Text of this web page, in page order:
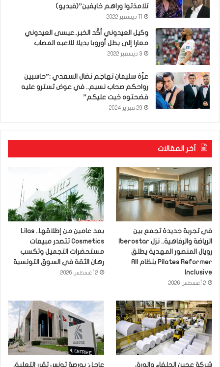
تلامذتوا وراهم خايفين”(فيديو)
وكيل العيدوني أكّد الخبر..عيسى العيدوني
معارا إلى بطل أوروبا بديلا للاعبه المصاب
3 ديسمبر 2022
عزّة سليمان تهاجم نضال السعدي :”حاسبين
رواحكم صحاب نسيم.. في عوض تسترو عليه
فضحتوه خيت عليكم”
29 فبراير 2024
آخر المقالات
في تجربة جديدة تجمع بين
رويال المنصور المهدية يطلق
Pilates Reformer بنظام All
Inclusive
2 أغسطس 2026
بعد عامين من إطلاقها.. Lilas
Cosmetics تتصدر مبيعات
مستحضرات التجميل وتكسب
رهان الثقة في السوق التونسية
2 أغسطس 2026
شركة عجين الحلفاء والورق عاجل: بورصة تونس تقرر التعليق